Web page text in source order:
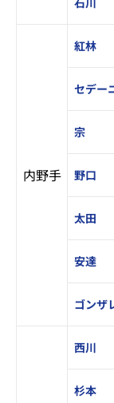
内野手
紅林
セデー
宗
野口
太田
安達
ゴンザ
西川
杉本